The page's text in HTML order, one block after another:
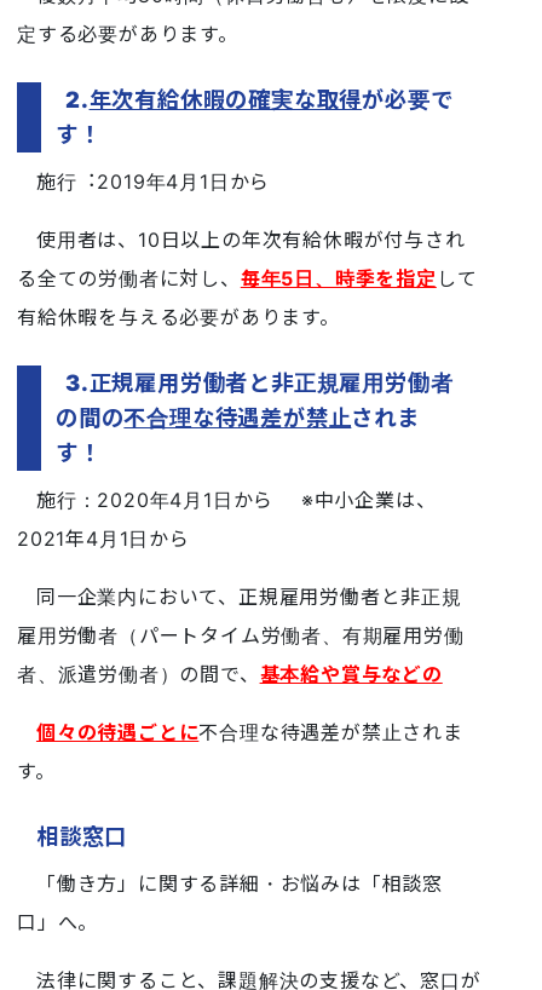
定する必要があります。
2.年次有給休暇の確実な取得が必要で
す！
施行︓2019年4月1日から
使用者は、10日以上の年次有給休暇が付与され
る全ての労働者に対し、 毎年5日、時季を指定 して
有給休暇を与える必要があります。
3.正規雇用労働者と非正規雇用労働者
の間の不合理な待遇差が禁止されま
す！
施行：2020年4月1日から ※中小企業は、
2021年4月1日から
同⼀企業内において、正規雇用労働者と非正規
雇用労働者（パートタイム労働者、有期雇⽤労働
者、派遣労働者）の間で、 基本給や賞与などの
個々の待遇ごとに不合理な待遇差が禁止されま
す。
相談窓口
「働き方」に関する詳細・お悩みは「相談窓
口」へ。
法律に関すること、課題解決の支援など、窓口が